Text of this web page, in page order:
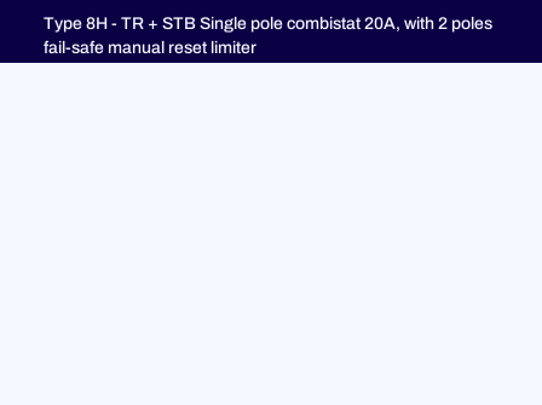
Type 8H - TR + STB Single pole combistat 20A, with 2 poles
fail-safe manual reset limiter